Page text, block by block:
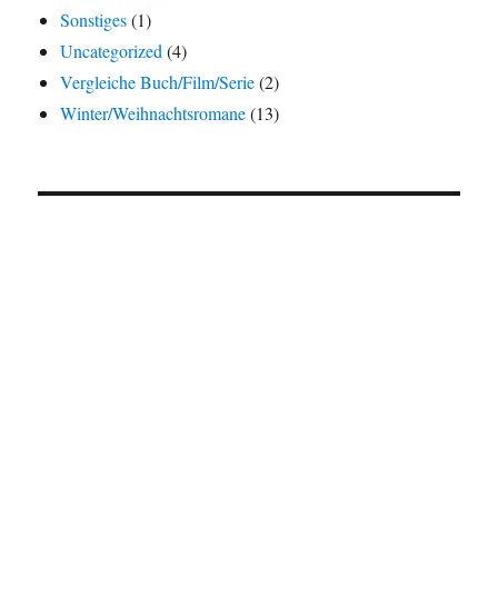
Sonstiges(1)
Uncategorized (4)
Vergleiche Buch/Film/Serie(2)
Winter/Weihnachtsromane(13)